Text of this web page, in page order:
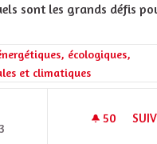
sont les grands défis
de la catégorie : Les
écologiques,
et climatiques
50 50